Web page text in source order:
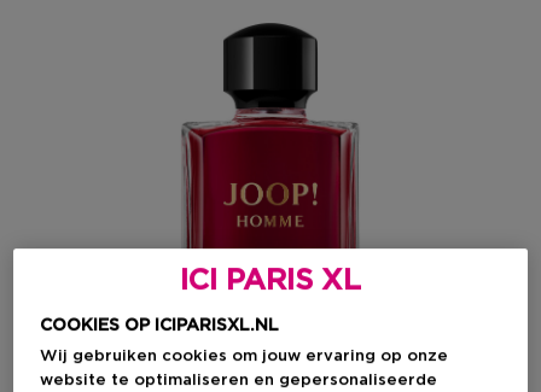
ICI PARIS XL
COOKIES OP ICIPARISXL.NL
Wij gebruiken cookies om jouw ervaring op onze
website te optimaliseren en gepersonaliseerde